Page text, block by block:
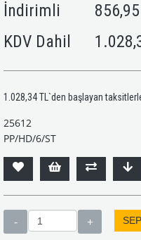
İndirimli
KDV Dahil
1.028,34 TL `den başlayan
25612
PP/HD/6/ST